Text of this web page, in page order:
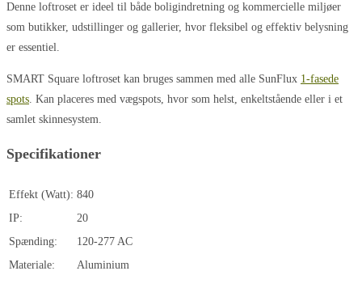
Denne loftroset er ideel til både boligindretning og kommercielle miljøer
som butikker, udstillinger og gallerier, hvor fleksibel og effektiv belysning
er essentiel.
SMART Square loftroset kan bruges sammen med alle SunFlux 1-fasede
spots. Kan placeres med vægspots, hvor som helst, enkeltstående eller i et
samlet skinnesystem.
Specifikationer
Effekt (Watt): 840
IP:
20
Spænding:
120-277 AC
Materiale:
Aluminium